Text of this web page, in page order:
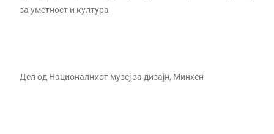
за уметност и култура
Дел од Националниот музеј за дизајн, Минхен